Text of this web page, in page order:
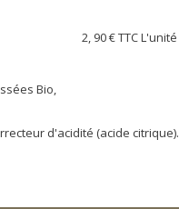
2, 90 €TTC L'unité
Bio,
d'acidité (acide citrique).